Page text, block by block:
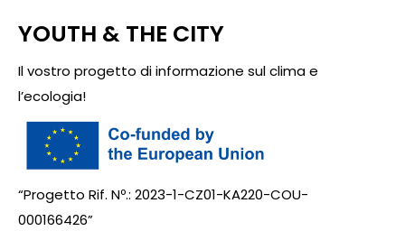
YOUTH & THE CITY
Il vostro progetto di informazione sul clima e
l’ecologia!
“Progetto Rif. Nº.: 2023-1-CZ01-KA220-COU-
000166426”